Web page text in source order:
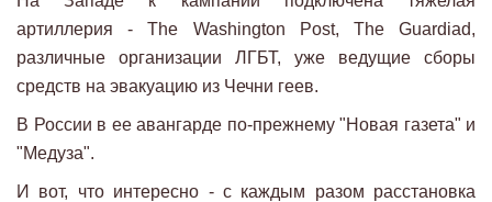
артиллерия - The Washington Post, The Guardiad,
различные организации ЛГБТ, уже ведущие сборы
средств на эвакуацию из Чечни геев.
В России в ее авангарде по-прежнему "Новая газета" и
"Медуза".
И вот, что интересно - с каждым разом расстановка